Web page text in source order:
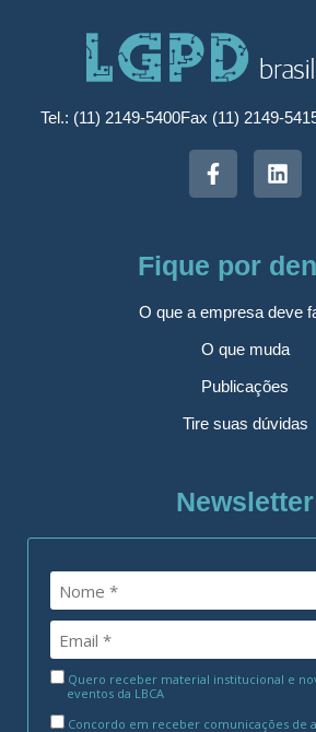
Tel.: (11) 2149-5400Fax (11) 2149-
Fique por
O que a empresa deve
O que muda
Publicações
Tire suas dúvidas
Newsletter
Quero receber material institucional e
eventos da LBCA
Concordo em receber comunicações de